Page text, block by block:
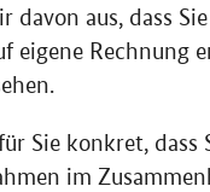
aus, dass
eigene Rechnung
Sie konkret, dass
im